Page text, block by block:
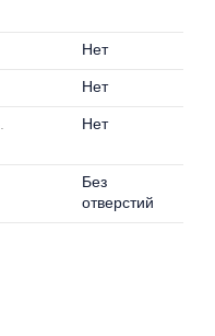
Нет
Нет
Нет
Без
отверстий